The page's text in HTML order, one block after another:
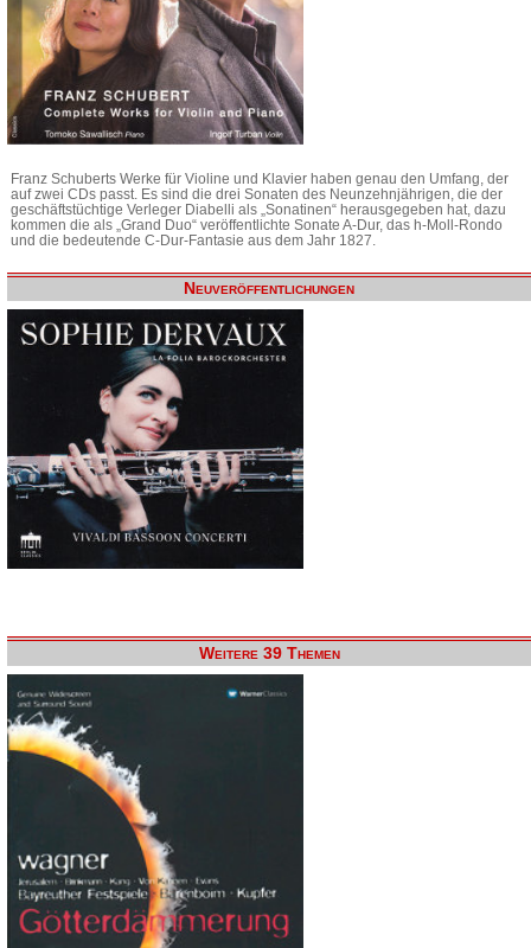
Franz Schuberts Werke für Violine und Klavier haben genau den Umfang, der
auf zwei CDs passt. Es sind die drei Sonaten des Neunzehnjährigen, die der
geschäftstüchtige Verleger Diabelli als „Sonatinen“ herausgegeben hat, dazu
kommen die als „Grand Duo“ veröffentlichte Sonate A-Dur, das h-Moll-Rondo
und die bedeutende C-Dur-Fantasie aus dem Jahr 1827.
Neuveröffentlichungen
Weitere 39 Themen